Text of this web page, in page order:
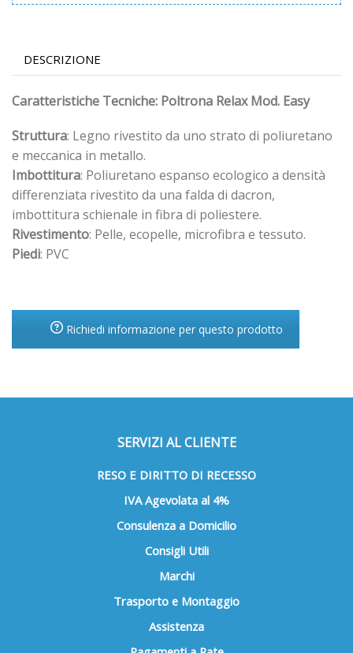
DESCRIZIONE
Caratteristiche Tecniche: Poltrona Relax Mod. Easy
Struttura: Legno rivestito da uno strato di poliuretano
e meccanica in metallo.
Imbottitura: Poliuretano espanso ecologico a densità
differenziata rivestito da una falda di dacron,
imbottitura schienale in fibra di poliestere.
Rivestimento: Pelle, ecopelle, microfibra e tessuto.
Piedi: PVC
Richiedi informazione per questo prodotto
SERVIZI AL CLIENTE
RESO E DIRITTO DI RECESSO
IVA Agevolata al 4%
Consulenza a Domicilio
Consigli Utili
Marchi
Trasporto e Montaggio
Assistenza